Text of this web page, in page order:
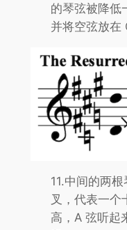
的琴弦被降低
并将空弦放在
11.中间的两
叉，代表一个
高，A 弦听起